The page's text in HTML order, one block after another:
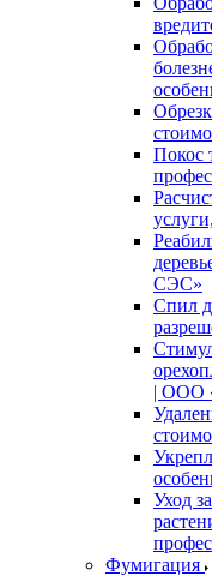
Покос
СЭС»
Спил
| ООО
Уход
Фумигация